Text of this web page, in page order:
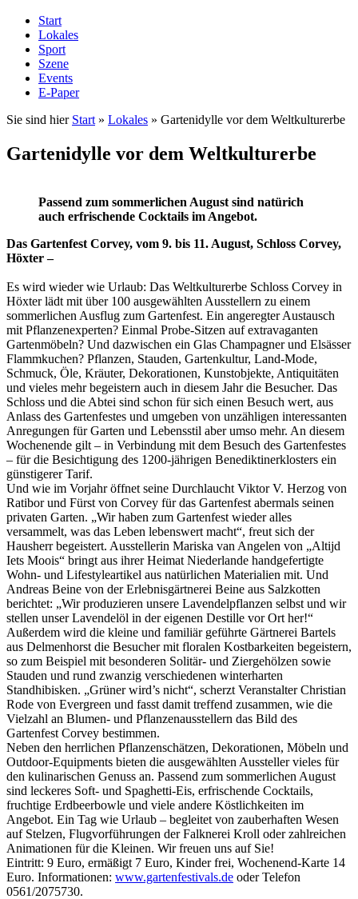
Start
Lokales
Sport
Szene
Events
E-Paper
Sie sind hier Start » Lokales » Gartenidylle vor dem Weltkulturerbe
Gartenidylle vor dem Weltkulturerbe
Passend zum sommerlichen August sind natürich
auch erfrischende Cocktails im Angebot.
Das Gartenfest Corvey, vom 9. bis 11. August, Schloss Corvey,
Höxter –
Es wird wieder wie Urlaub: Das Weltkulturerbe Schloss Corvey in
Höxter lädt mit über 100 ausgewählten Ausstellern zu einem
sommerlichen Ausflug zum Gartenfest. Ein angeregter Austausch
mit Pflanzenexperten? Einmal Probe-Sitzen auf extravaganten
Gartenmöbeln? Und dazwischen ein Glas Champagner und Elsässer
Flammkuchen? Pflanzen, Stauden, Gartenkultur, Land-Mode,
Schmuck, Öle, Kräuter, Dekorationen, Kunstobjekte, Antiquitäten
und vieles mehr begeistern auch in diesem Jahr die Besucher. Das
Schloss und die Abtei sind schon für sich einen Besuch wert, aus
Anlass des Gartenfestes und umgeben von unzähligen interessanten
Anregungen für Garten und Lebensstil aber umso mehr. An diesem
Wochenende gilt – in Verbindung mit dem Besuch des Gartenfestes
– für die Besichtigung des 1200-jährigen Benediktinerklosters ein
günstigerer Tarif.
Und wie im Vorjahr öffnet seine Durchlaucht Viktor V. Herzog von
Ratibor und Fürst von Corvey für das Gartenfest abermals seinen
privaten Garten. „Wir haben zum Gartenfest wieder alles
versammelt, was das Leben lebenswert macht“, freut sich der
Hausherr begeistert. Ausstellerin Mariska van Angelen von „Altijd
Iets Moois“ bringt aus ihrer Heimat Niederlande handgefertigte
Wohn- und Lifestyleartikel aus natürlichen Materialien mit. Und
Andreas Beine von der Erlebnisgärtnerei Beine aus Salzkotten
berichtet: „Wir produzieren unsere Lavendelpflanzen selbst und wir
stellen unser Lavendelöl in der eigenen Destille vor Ort her!“
Außerdem wird die kleine und familiär geführte Gärtnerei Bartels
aus Delmenhorst die Besucher mit floralen Kostbarkeiten begeistern,
so zum Beispiel mit besonderen Solitär- und Ziergehölzen sowie
Stauden und rund zwanzig verschiedenen winterharten
Standhibisken. „Grüner wird’s nicht“, scherzt Veranstalter Christian
Rode von Evergreen und fasst damit treffend zusammen, wie die
Vielzahl an Blumen- und Pflanzenausstellern das Bild des
Gartenfest Corvey bestimmen.
Neben den herrlichen Pflanzenschätzen, Dekorationen, Möbeln und
Outdoor-Equipments bieten die ausgewählten Aussteller vieles für
den kulinarischen Genuss an. Passend zum sommerlichen August
sind leckeres Soft- und Spaghetti-Eis, erfrischende Cocktails,
fruchtige Erdbeerbowle und viele andere Köstlichkeiten im
Angebot. Ein Tag wie Urlaub – begleitet von zauberhaften Wesen
auf Stelzen, Flugvorführungen der Falknerei Kroll oder zahlreichen
Animationen für die Kleinen. Wir freuen uns auf Sie!
Eintritt: 9 Euro, ermäßigt 7 Euro, Kinder frei, Wochenend-Karte 14
Euro. Informationen: www.gartenfestivals.de oder Telefon
0561/2075730.